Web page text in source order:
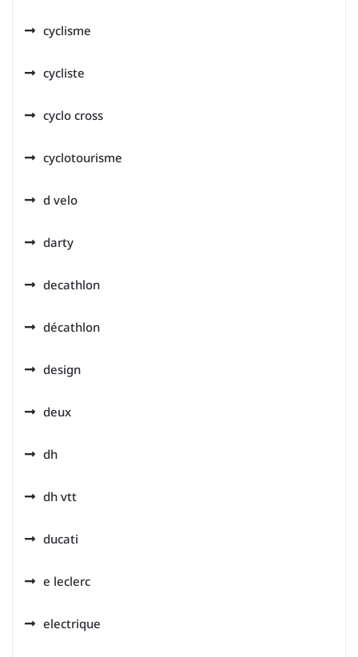
cyclisme
cycliste
cyclo cross
cyclotourisme
d velo
darty
decathlon
décathlon
design
deux
dh
dh vtt
ducati
e leclerc
electrique